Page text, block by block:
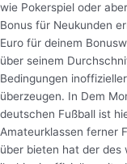
wie Pokerspiel oder
Bonus für Neukunden
Euro für deinem
über seinem
Bedingungen
überzeugen. In Dem
deutschen Fußball ist
Amateurklassen ferner
über bieten hat der des